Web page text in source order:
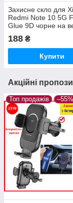
Захисне скло для
Redmi Note 10 5G
Glue 9D чорне на
екран телефона
клей
188 ₴
Купити
Акційні
Топ продажів –55%